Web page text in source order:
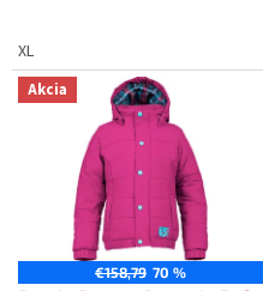
XL
Akcia
€158,79 70 %